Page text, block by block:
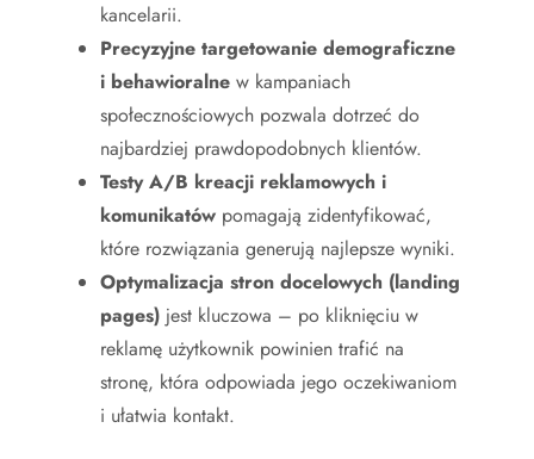
kancelarii.
Precyzyjne targetowanie demograficzne
i behawioralne w kampaniach
społecznościowych pozwala dotrzeć do
najbardziej prawdopodobnych klientów.
Testy A/B kreacji reklamowych i
komunikatów pomagają zidentyfikować,
które rozwiązania generują najlepsze wyniki.
Optymalizacja stron docelowych (landing
pages) jest kluczowa – po kliknięciu w
reklamę użytkownik powinien trafić na
stronę, która odpowiada jego oczekiwaniom
i ułatwia kontakt.